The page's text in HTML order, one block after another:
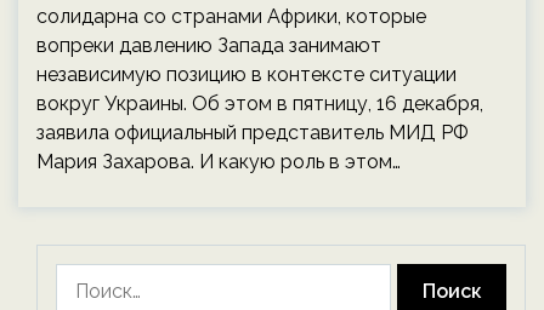
солидарна со странами Африки, которые
вопреки давлению Запада занимают
независимую позицию в контексте ситуации
вокруг Украины. Об этом в пятницу, 16 декабря,
заявила официальный представитель МИД РФ
Мария Захарова. И какую роль в этом…